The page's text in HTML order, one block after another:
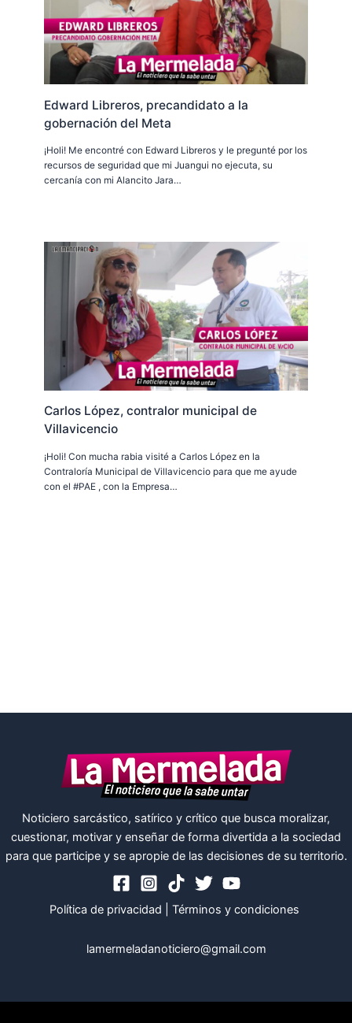
Edward Libreros, precandidato a la
gobernación del Meta
¡Holi! Me encontré con Edward Libreros y le pregunté por los
recursos de seguridad que mi Juangui no ejecuta, su
cercanía con mi Alancito Jara…
Carlos López, contralor municipal de
Villavicencio
¡Holi! Con mucha rabia visité a Carlos López en la
Contraloría Municipal de Villavicencio para que me ayude
con el #PAE , con la Empresa…
Noticiero sarcástico, satírico y crítico que busca moralizar,
cuestionar, motivar y enseñar de forma divertida a la sociedad
para que participe y se apropie de las decisiones de su territorio.
Política de privacidad Términos y condiciones
lamermeladanoticiero@gmail.com